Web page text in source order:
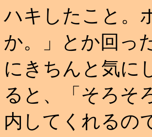
ハキしたこと。
か。」とか回っ
にきちんと気に
ると、「そろそ
内してくれるの